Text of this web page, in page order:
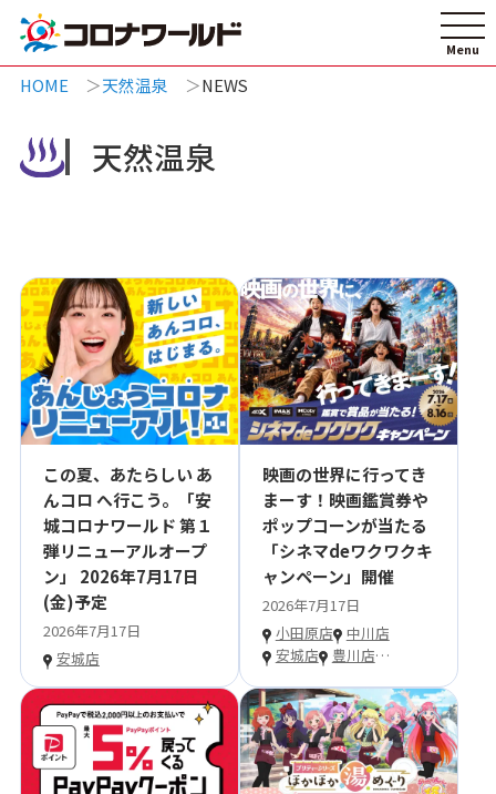
HOME 天然温泉 NEWS
天然温泉
この夏、あたらしい あ
んコロ へ行こう。「安
城コロナワールド 第１
弾リニューアルオープ
ン」 2026年7月17日
(金)予定
2026年7月17日
安城店
映画の世界に行ってき
まーす！映画鑑賞券や
ポップコーンが当たる
「シネマdeワクワクキ
ャンペーン」開催
2026年7月17日
小田原店
中川店
安城店
豊川店…